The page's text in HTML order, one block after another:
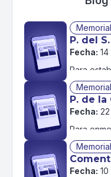
P. del
Fecha:
Para
P. de la
Fecha:
Para
Fecha: